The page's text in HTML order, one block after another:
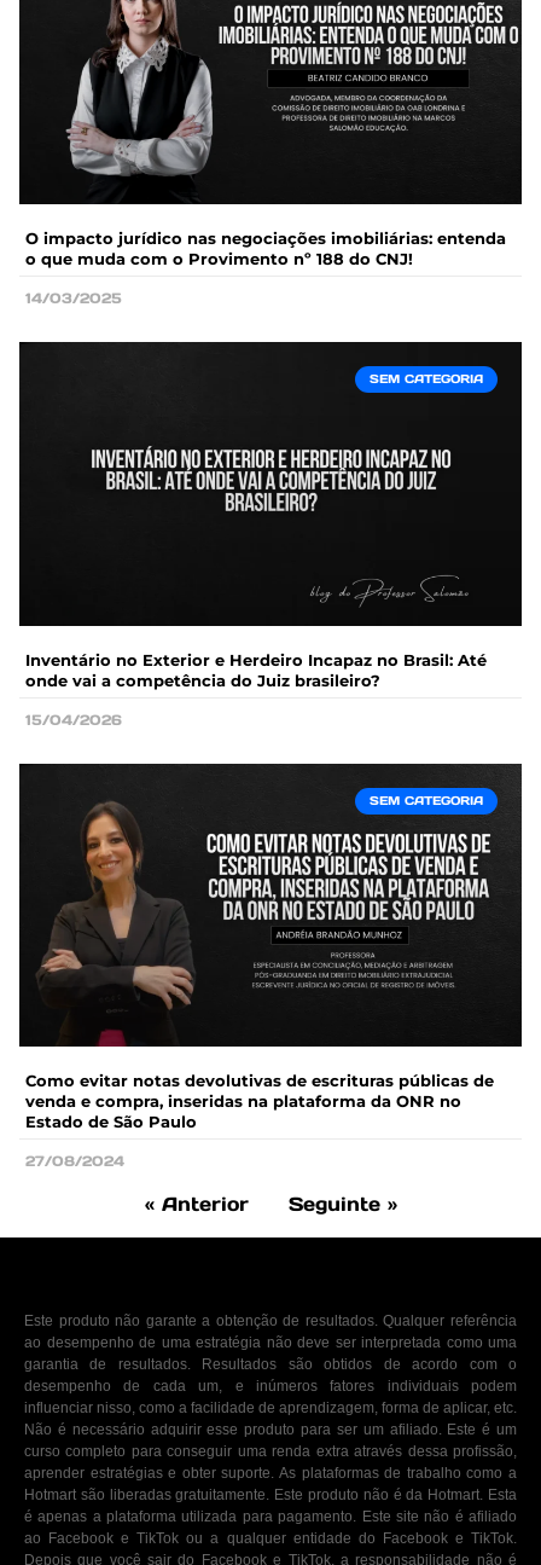
O impacto jurídico nas negociações imobiliárias: entenda
o que muda com o Provimento nº 188 do CNJ!
14/03/2025
SEM CATEGORIA
Inventário no Exterior e Herdeiro Incapaz no Brasil: Até
onde vai a competência do Juiz brasileiro?
15/04/2026
SEM CATEGORIA
Como evitar notas devolutivas de escrituras públicas de
venda e compra, inseridas na plataforma da ONR no
Estado de São Paulo
27/08/2024
« Anterior Seguinte »
Este produto não garante a obtenção de resultados. Qualquer referência
ao desempenho de uma estratégia não deve ser interpretada como uma
garantia de resultados. Resultados são obtidos de acordo com o
desempenho de cada um, e inúmeros fatores individuais podem
influenciar nisso, como a facilidade de aprendizagem, forma de aplicar, etc.
Não é necessário adquirir esse produto para ser um afiliado. Este é um
curso completo para conseguir uma renda extra através dessa profissão,
aprender estratégias e obter suporte. As plataformas de trabalho como a
Hotmart são liberadas gratuitamente. Este produto não é da Hotmart. Esta
é apenas a plataforma utilizada para pagamento. Este site não é afiliado
ao Facebook e TikTok ou a qualquer entidade do Facebook e TikTok.
Depois que você sair do Facebook e TikTok, a responsabilidade não é